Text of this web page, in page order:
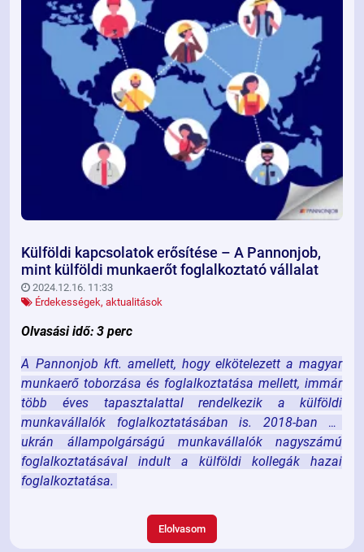
Külföldi kapcsolatok erősítése – A Pannonjob,
mint külföldi munkaerőt foglalkoztató vállalat
2024.12.16. 11:33
Érdekességek, aktualitások
Olvasási idő: 3 perc
A Pannonjob kft. amellett, hogy elkötelezett a magyar
munkaerő toborzása és foglalkoztatása mellett, immár
több éves tapasztalattal rendelkezik a külföldi
munkavállalók foglalkoztatásában is. 2018-ban az
ukrán állampolgárságú munkavállalók nagyszámú
foglalkoztatásával indult a külföldi kollegák hazai
foglalkoztatása.
Elolvasom